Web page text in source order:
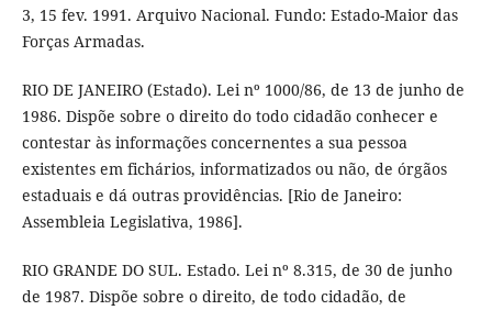
3, 15 fev. 1991. Arquivo Nacional. Fundo: Estado-Maior das
Forças Armadas.
RIO DE JANEIRO (Estado). Lei nº 1000/86, de 13 de junho de
1986. Dispõe sobre o direito do todo cidadão conhecer e
contestar às informações concernentes a sua pessoa
existentes em fichários, informatizados ou não, de órgãos
estaduais e dá outras providências. [Rio de Janeiro:
Assembleia Legislativa, 1986].
RIO GRANDE DO SUL. Estado. Lei nº 8.315, de 30 de junho
de 1987. Dispõe sobre o direito, de todo cidadão, de